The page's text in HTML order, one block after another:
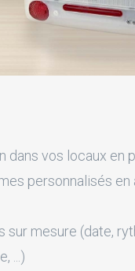
dans vos locaux en
personnalisés en
sur mesure (date,
...)